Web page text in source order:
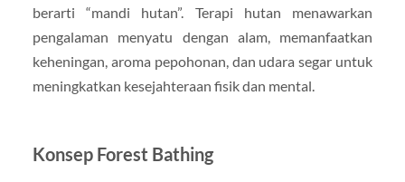
berarti “mandi hutan”. Terapi hutan menawarkan
pengalaman menyatu dengan alam, memanfaatkan
keheningan, aroma pepohonan, dan udara segar untuk
meningkatkan kesejahteraan fisik dan mental.
Konsep Forest Bathing